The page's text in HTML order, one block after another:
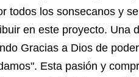
todos los sonsecanos y
en este proyecto. Una
Gracias a Dios de
Esta pasión y